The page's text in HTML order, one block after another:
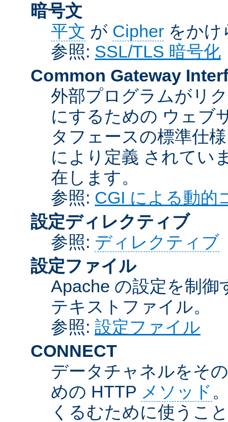
暗号文
平文 が Cipher をかけ
参照: SSL/TLS 暗号化
Common Gateway
外部プログラムがリ
にするための ウェブ
タフェースの標準仕
により定義 されてい
在します。
参照: CGI による動的
設定ディレクティブ
参照: ディレクティブ
設定ファイル
Apache の設定を制
テキストファイル。
参照: 設定ファイル
CONNECT
データチャネルをそ
めの HTTP メソッド
くるむために使うこ